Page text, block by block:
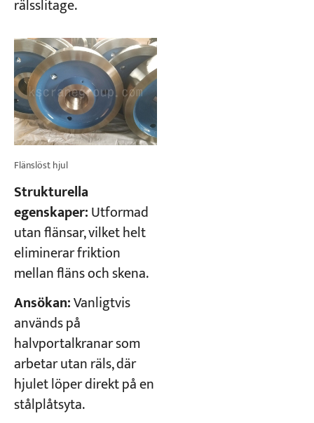
rälsslitage.
Flänslöst hjul
Strukturella
egenskaper:Utformad
utan flänsar, vilket helt
eliminerar friktion
mellan fläns och skena.
Ansökan:Vanligtvis
används på
halvportalkranar som
arbetar utan räls, där
hjulet löper direkt på en
stålplåtsyta.